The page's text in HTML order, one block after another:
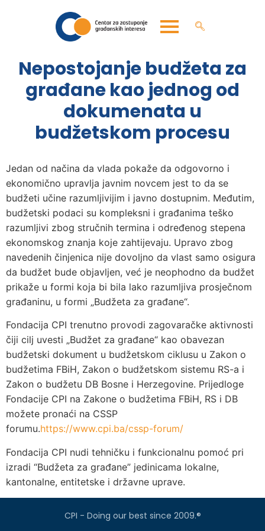
Nepostojanje budžeta za
građane kao jednog od
dokumenata u
budžetskom procesu
Jedan od načina da vlada pokaže da odgovorno i
ekonomično upravlja javnim novcem jest to da se
budžeti učine razumljivijim i javno dostupnim. Međutim,
budžetski podaci su kompleksni i građanima teško
razumljivi zbog stručnih termina i određenog stepena
ekonomskog znanja koje zahtijevaju. Upravo zbog
navedenih činjenica nije dovoljno da vlast samo osigura
da budžet bude objavljen, već je neophodno da budžet
prikaže u formi koja bi bila lako razumljiva prosječnom
građaninu, u formi „Budžeta za građane“.
Fondacija CPI trenutno provodi zagovaračke aktivnosti
čiji cilj uvesti „Budžet za građane“ kao obavezan
budžetski dokument u budžetskom ciklusu u Zakon o
budžetima FBiH, Zakon o budžetskom sistemu RS-a i
Zakon o budžetu DB Bosne i Herzegovine. Prijedloge
Fondacije CPI na Zakone o budžetima FBiH, RS i DB
možete pronaći na CSSP
forumu.https://www.cpi.ba/cssp-forum/
Fondacija CPI nudi tehničku i funkcionalnu pomoć pri
izradi “Budžeta za građane” jedinicama lokalne,
kantonalne, entitetske i državne uprave.
CPI - Doing our best since 2009.®